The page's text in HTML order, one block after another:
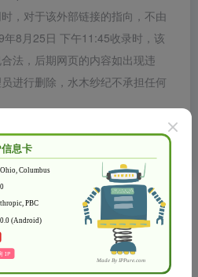
，对于该外部链接的指向，不由
8月25日 下午11:45收录时，该
法，后期网页的内容如出现违
进行删除，水木纱纪不承担任何
络站点资源收集与分享！
a place to find, show and share public domain photos
skitterphoto